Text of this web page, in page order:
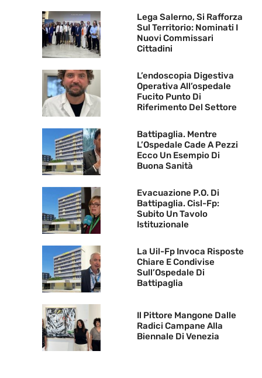
Lega Salerno, Si Rafforza
Sul Territorio: Nominati I
Nuovi Commissari
Cittadini
L’endoscopia Digestiva
Operativa All’ospedale
Fucito Punto Di
Riferimento Del Settore
Battipaglia. Mentre
L’Ospedale Cade A Pezzi
Ecco Un Esempio Di
Buona Sanità
Evacuazione P.O. Di
Battipaglia. Cisl-Fp:
Subito Un Tavolo
Istituzionale
La Uil-Fp Invoca Risposte
Chiare E Condivise
Sull’Ospedale Di
Battipaglia
Il Pittore Mangone Dalle
Radici Campane Alla
Biennale Di Venezia